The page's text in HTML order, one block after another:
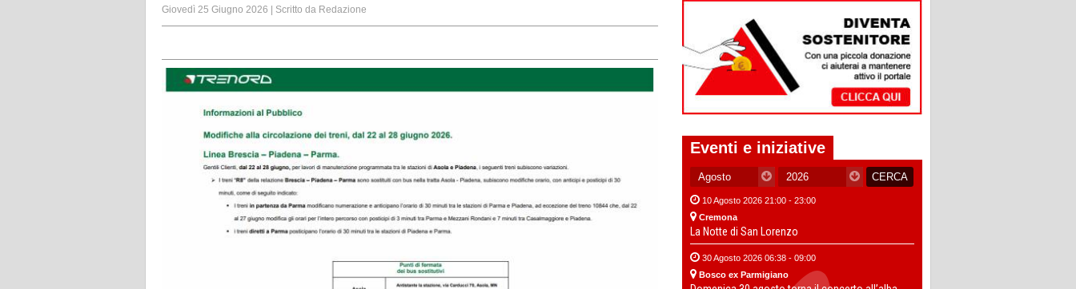
Giovedì 25 Giugno 2026 | Scritto da Redazione
Eventi e iniziative
10 Agosto 2026 21:00 - 23:00
Cremona
La Notte di San Lorenzo
30 Agosto 2026 06:38 - 09:00
Bosco ex Parmigiano